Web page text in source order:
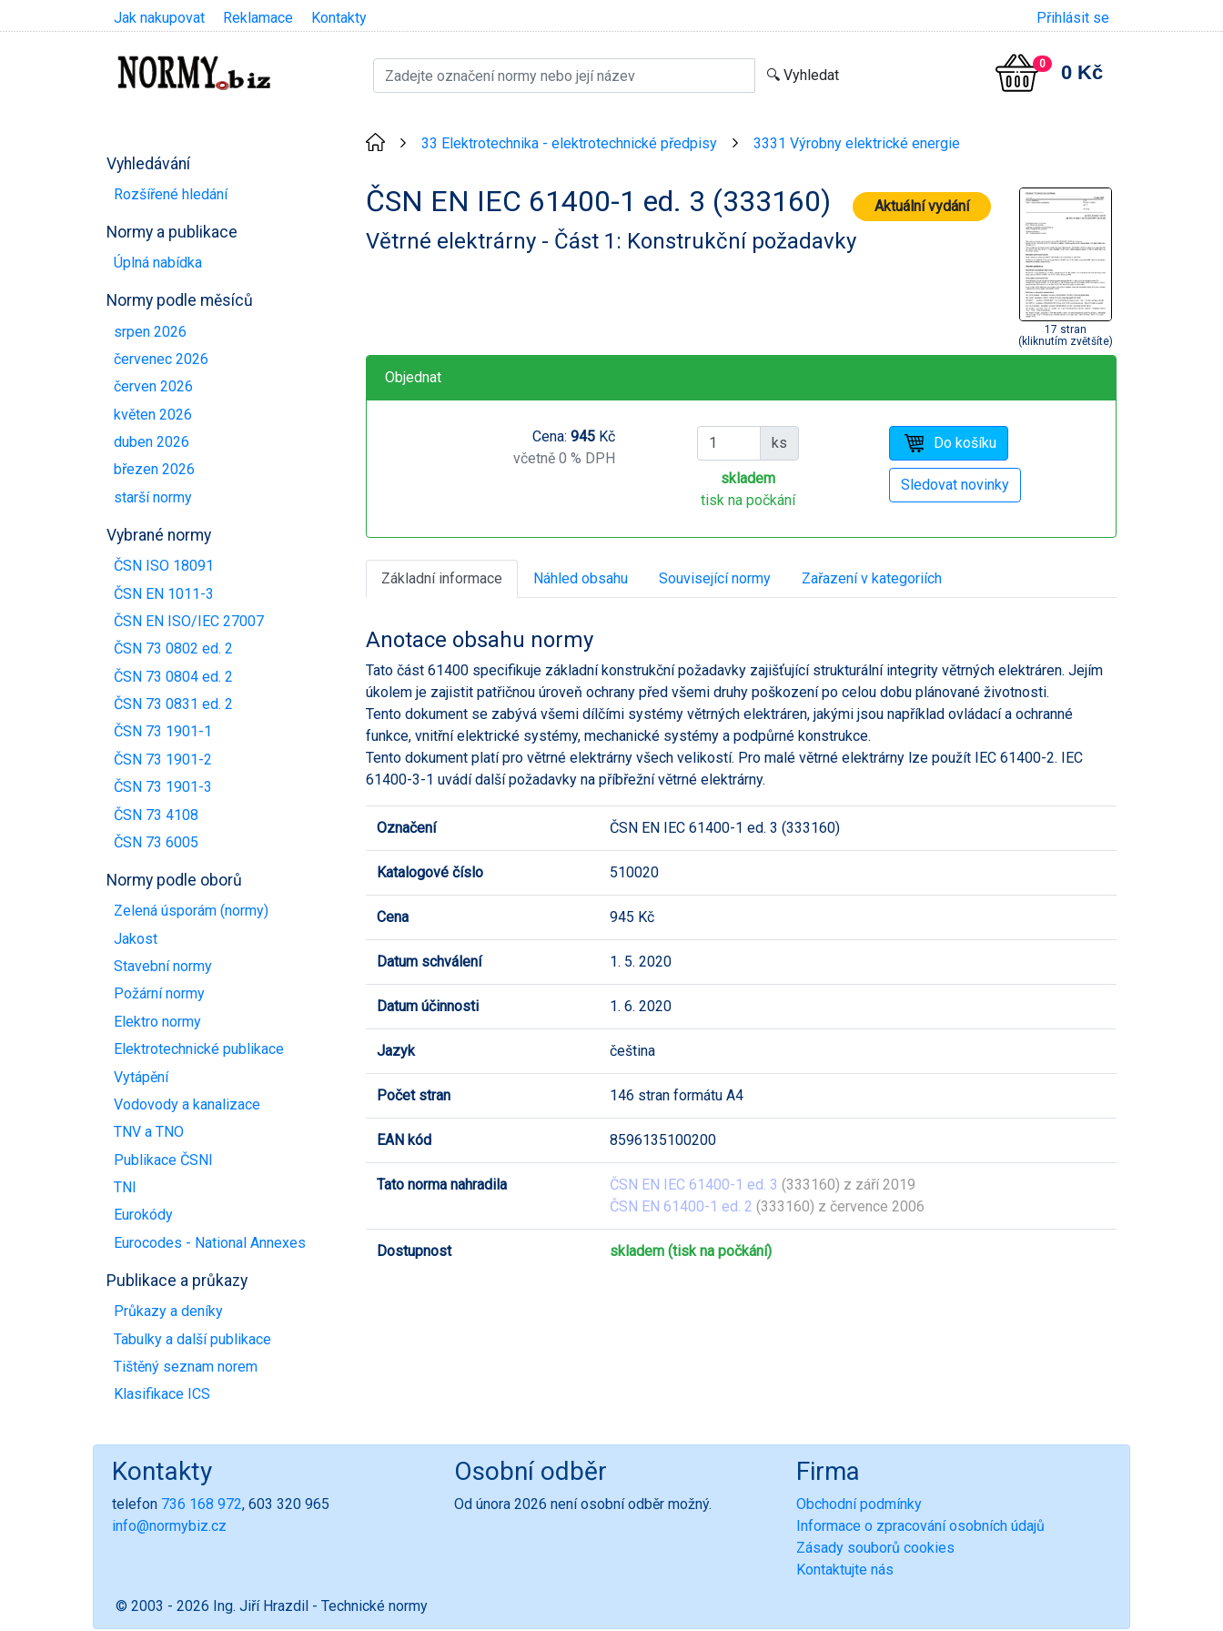
Jak nakupovat Reklamace Kontakty Přihlásit se
0 0 Kč
Vyhledávání
Rozšířené hledání
Normy a publikace
Úplná nabídka
Normy podle měsíců
srpen 2026
červenec 2026
červen 2026
květen 2026
duben 2026
březen 2026
starší normy
Vybrané normy
ČSN ISO 18091
ČSN EN 1011-3
ČSN EN ISO/IEC 27007
ČSN 73 0802 ed. 2
ČSN 73 0804 ed. 2
ČSN 73 0831 ed. 2
ČSN 73 1901-1
ČSN 73 1901-2
ČSN 73 1901-3
ČSN 73 4108
ČSN 73 6005
Normy podle oborů
Zelená úsporám (normy)
Jakost
Stavební normy
Požární normy
Elektro normy
Elektrotechnické publikace
Vytápění
Vodovody a kanalizace
TNV a TNO
Publikace ČSNI
TNI
Eurokódy
Eurocodes - National Annexes
Publikace a průkazy
Průkazy a deníky
Tabulky a další publikace
Tištěný seznam norem
Klasifikace ICS
33 Elektrotechnika - elektrotechnické předpisy 3331 Výrobny elektrické energie
ČSN EN IEC 61400-1 ed. 3 (333160) Aktuální vydání
Větrné elektrárny - Část 1: Konstrukční požadavky
17 stran
(kliknutím zvětšíte)
Objednat
Cena: 945Kč
včetně 0 % DPH
ks
skladem
tisk na počkání
Základní informace Náhled obsahu Související normy Zařazení v kategoriích
Anotace obsahu normy
Tato část 61400 specifikuje základní konstrukční požadavky zajišťující strukturální integrity větrných elektráren. Jejím
úkolem je zajistit patřičnou úroveň ochrany před všemi druhy poškození po celou dobu plánované životnosti.
Tento dokument se zabývá všemi dílčími systémy větrných elektráren, jakými jsou například ovládací a ochranné
funkce, vnitřní elektrické systémy, mechanické systémy a podpůrné konstrukce.
Tento dokument platí pro větrné elektrárny všech velikostí. Pro malé větrné elektrárny lze použít IEC 61400-2. IEC
61400-3-1 uvádí další požadavky na příbřežní větrné elektrárny.
Označení ČSN EN IEC 61400-1 ed. 3 (333160)
Katalogové číslo 510020
Cena 945 Kč
Datum schválení 1. 5. 2020
Datum účinnosti 1. 6. 2020
Jazyk čeština
Počet stran 146 stran formátu A4
EAN kód 8596135100200
Tato norma nahradila ČSN EN IEC 61400-1 ed. 3 (333160) z září 2019
ČSN EN 61400-1 ed. 2 (333160) z července 2006
Dostupnost skladem (tisk na počkání)
Kontakty
telefon 736 168 972, 603 320 965
info@normybiz.cz
Osobní odběr
Od února 2026 není osobní odběr možný.
Firma
Obchodní podmínky
Informace o zpracování osobních údajů
Zásady souborů cookies
Kontaktujte nás
© 2003 - 2026 Ing. Jiří Hrazdil - Technické normy